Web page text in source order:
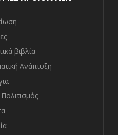
βιβλία
Ανάπτυξη
Πολιτισμός